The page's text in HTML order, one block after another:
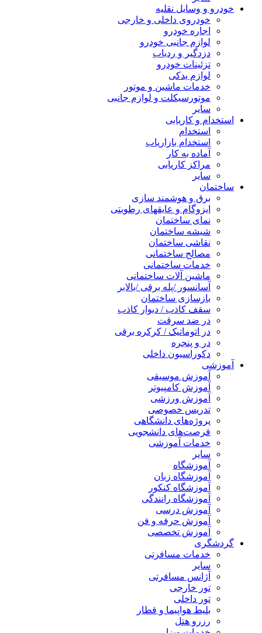
خودرو و وسایل نقلیه
خودروی داخلی و خارجی
اجاره خودرو
لوازم جانبی خودرو
دزدگیر و ردیاب
تزئینات خودرو
لوازم یدکی
خدمات ماشین و موتور
موتورسیکلت و لوازم جانبی
سایر
استخدام و کاریابی
استخدام
استخدام بازاریاب
آماده به کار
مراکز کاریابی
سایر
ساختمان
برق و هوشمند سازی
ایزوگام و عایقهای رطوبتی
نمای ساختمان
شیشه ساختمان
نقاشی ساختمان
مصالح ساختمانی
خدمات ساختمانی
ماشین آلات ساختمانی
آسانسور /پله برقی /بالابر
بازسازی ساختمان
سقف کاذب / دیوار کاذب
در ضد سرقت
در اتوماتیک / کرکره برقی
در و پنجره
دکوراسیون داخلی
آموزشی
آموزش موسیقی
آموزش کامپیوتر
آموزش ورزشی
تدریس خصوصی
پروژه‌های دانشگاهی
فرصت‌های دانشجویی
خدمات آموزشی
سایر
آموزشگاه
آموزشگاه زبان
آموزشگاه کنکور
آموزشگاه رانندگی
آموزش درسی
آموزش حرفه و فن
آموزش تخصصی
گردشگری
خدمات مسافرتی
سایر
آژانس مسافرتی
تور خارجی
تور داخلی
بلیط هواپیما و قطار
رزرو هتل